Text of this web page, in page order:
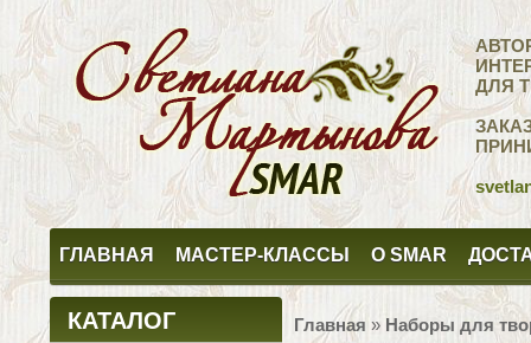
ДЛЯ
ГЛАВНАЯ МАСТЕР-КЛАССЫ О SMAR
КАТАЛОГ Главная » Наборы для